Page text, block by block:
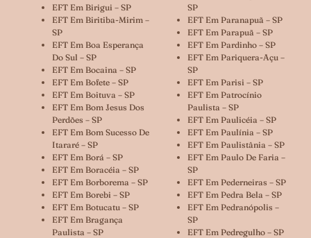
EFT Em Birigui – SP
EFT Em Biritiba-Mirim –
SP
EFT Em Boa Esperança
Do Sul – SP
EFT Em Bocaina – SP
EFT Em Bofete – SP
EFT Em Boituva – SP
EFT Em Bom Jesus Dos
Perdões – SP
EFT Em Bom Sucesso De
Itararé – SP
EFT Em Borá – SP
EFT Em Boracéia – SP
EFT Em Borborema – SP
EFT Em Borebi – SP
EFT Em Botucatu – SP
EFT Em Bragança
Paulista – SP
SP
EFT Em Paranapuã – SP
EFT Em Parapuã – SP
EFT Em Pardinho – SP
EFT Em Pariquera-Açu –
SP
EFT Em Parisi – SP
EFT Em Patrocínio
Paulista – SP
EFT Em Paulicéia – SP
EFT Em Paulínia – SP
EFT Em Paulistânia – SP
EFT Em Paulo De Faria –
SP
EFT Em Pederneiras – SP
EFT Em Pedra Bela – SP
EFT Em Pedranópolis –
SP
EFT Em Pedregulho – SP